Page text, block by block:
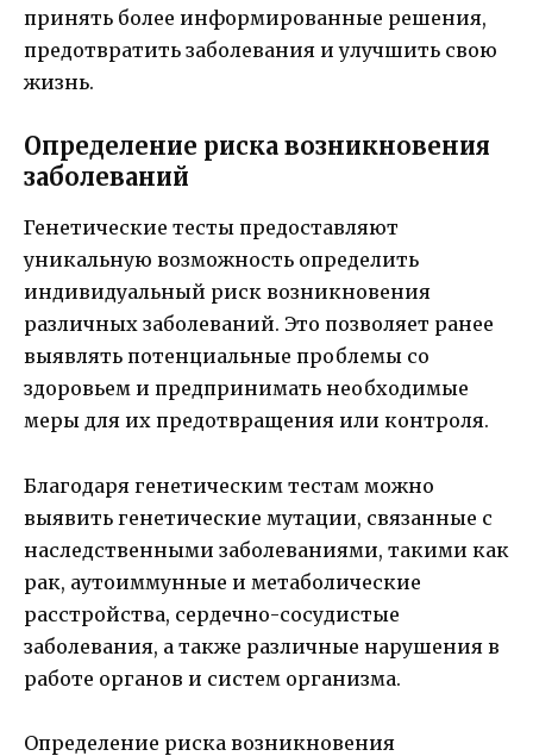
принять более информированные решения,
предотвратить заболевания и улучшить свою
жизнь.
Определение риска возникновения
заболеваний
Генетические тесты предоставляют
уникальную возможность определить
индивидуальный риск возникновения
различных заболеваний. Это позволяет ранее
выявлять потенциальные проблемы со
здоровьем и предпринимать необходимые
меры для их предотвращения или контроля.
Благодаря генетическим тестам можно
выявить генетические мутации, связанные с
наследственными заболеваниями, такими как
рак, аутоиммунные и метаболические
расстройства, сердечно-сосудистые
заболевания, а также различные нарушения в
работе органов и систем организма.
Определение риска возникновения